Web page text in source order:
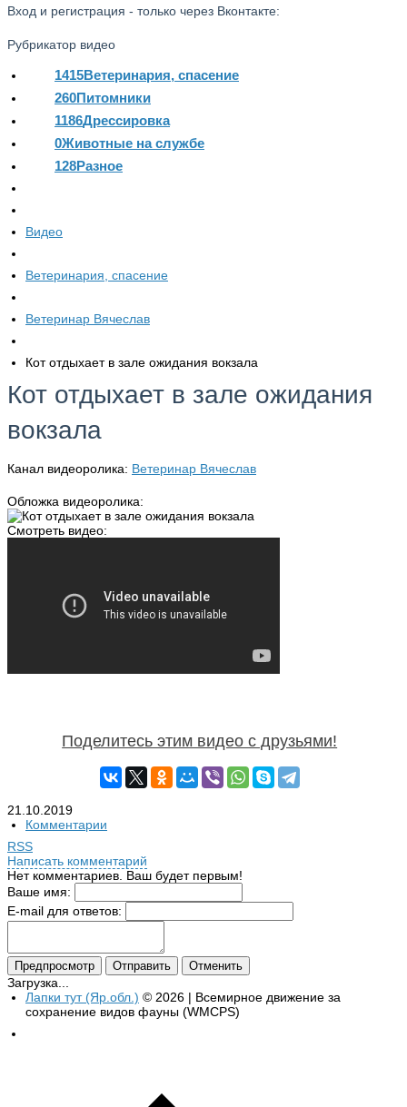
Вход и регистрация - только через Вконтакте:
Рубрикатор видео
1415Ветеринария, спасение
260Питомники
1186Дрессировка
0Животные на службе
128Разное
Видео
Ветеринария, спасение
Ветеринар Вячеслав
Кот отдыхает в зале ожидания вокзала
Кот отдыхает в зале ожидания
вокзала
Канал видеоролика: Ветеринар Вячеслав
Обложка видеоролика:
Смотреть видео:
Поделитесь этим видео с друзьями!
21.10.2019
Комментарии
RSS
Написать комментарий
Нет комментариев. Ваш будет первым!
Ваше имя:
E-mail для ответов:
Загрузка...
Лапки тут (Яр.обл.) © 2026 | Всемирное движение за
сохранение видов фауны (WMCPS)